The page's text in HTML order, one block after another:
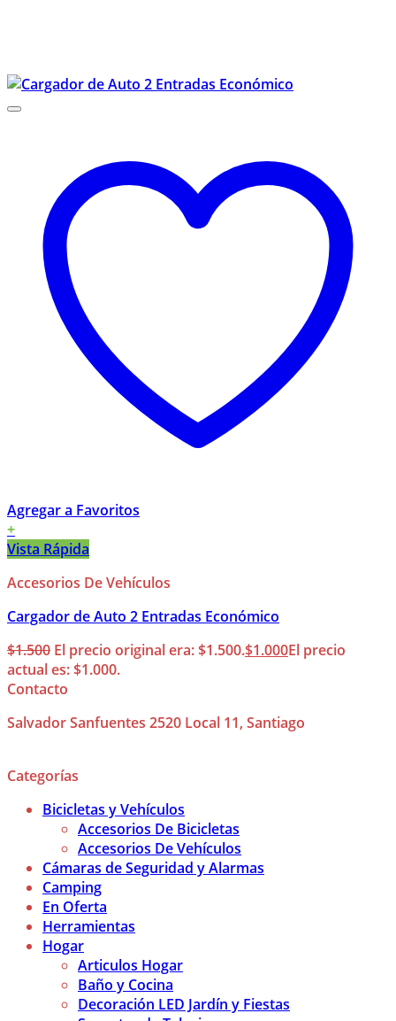
Agregar a Favoritos
+
Vista Rápida
Accesorios De Vehículos
Cargador de Auto 2 Entradas Económico
$1.500 El precio original era: $1.500.$1.000El precio
actual es: $1.000.
Contacto
Salvador Sanfuentes 2520 Local 11, Santiago
Categorías
Bicicletas y Vehículos
Accesorios De Bicicletas
Accesorios De Vehículos
Cámaras de Seguridad y Alarmas
Camping
En Oferta
Herramientas
Hogar
Articulos Hogar
Baño y Cocina
Decoración LED Jardín y Fiestas